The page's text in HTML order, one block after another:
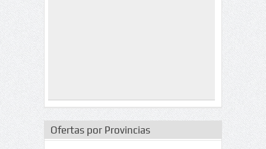
Ofertas por Provincias